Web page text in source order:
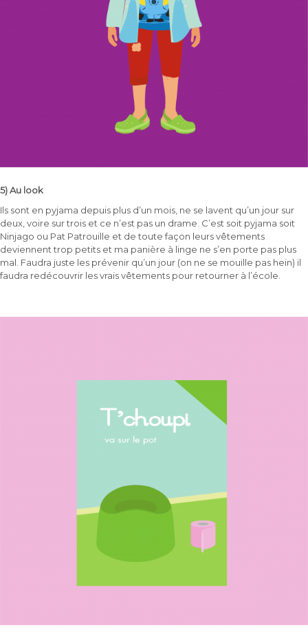
5) Au look
Ils sont en pyjama depuis plus d’un mois, ne se lavent qu’un jour sur
deux, voire sur trois et ce n’est pas un drame. C’est soit pyjama soit
Ninjago ou Pat Patrouille et de toute façon leurs vêtements
deviennent trop petits et ma panière à linge ne s’en porte pas plus
mal. Faudra juste les prévenir qu’un jour (on ne se mouille pas hein) il
faudra redécouvrir les vrais vêtements pour retourner à l’école.